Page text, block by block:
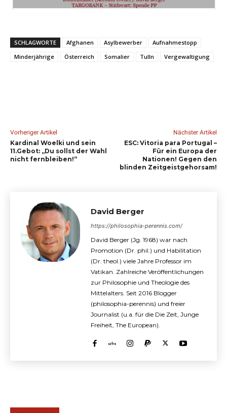
SCHLAGWORTE Afghanen Asylbewerber
Aufnahmestopp
Minderjährige
Österreich Somalier Tulln Vergewaltigung
Vorheriger Artikel
Kardinal Woelki und sein
11.Gebot: „Du sollst der Wahl
nicht fernbleiben!“
Nächster Artikel
ESC: Vitoria para Portugal –
Für ein Europa der
Nationen! Gegen den
blinden Zeitgeistgehorsam!
David Berger
https://philosophia-perennis.com/
David Berger (Jg. 1968) war nach
Promotion (Dr. phil.) und Habilitation
(Dr. theol.) viele Jahre Professor im
Vatikan. Zahlreiche Veröffentlichungen
zur Philosophie und Theologie des
Mittelalters. Seit 2016 Blogger
(philosophia-perennis) und freier
Journalist (u.a. für die Die Zeit, Junge
Freiheit, The European).